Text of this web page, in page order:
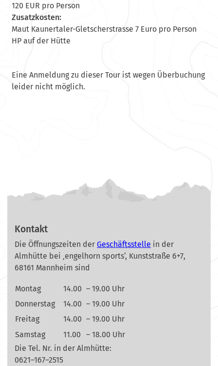
120 EUR pro Person
Zusatzkosten:
Maut Kaunertaler-Gletscherstrasse 7 Euro pro Person
HP auf der Hütte
Eine Anmeldung zu dieser Tour ist wegen Überbuchung
leider nicht möglich.
Kontakt
Die Öffnungszeiten der Geschäftsstelle in der
Almhütte bei ‚engelhorn sports‘, Kunststraße 6+7,
68161 Mannheim sind
Montag 14.00 – 19.00 Uhr
Donnerstag
14.00 – 19.00 Uhr
Freitag
14.00 – 19.00 Uhr
Samstag
11.00
– 18.00 Uhr
Die Tel. Nr. in der Almhütte:
0621–167–2515